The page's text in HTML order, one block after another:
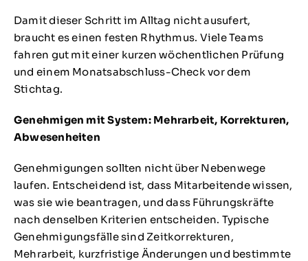
Damit dieser Schritt im Alltag nicht ausufert,
braucht es einen festen Rhythmus. Viele Teams
fahren gut mit einer kurzen wöchentlichen Prüfung
und einem Monatsabschluss-Check vor dem
Stichtag.
Genehmigen mit System: Mehrarbeit, Korrekturen,
Abwesenheiten
Genehmigungen sollten nicht über Nebenwege
laufen. Entscheidend ist, dass Mitarbeitende wissen,
was sie wie beantragen, und dass Führungskräfte
nach denselben Kriterien entscheiden. Typische
Genehmigungsfälle sind Zeitkorrekturen,
Mehrarbeit, kurzfristige Änderungen und bestimmte